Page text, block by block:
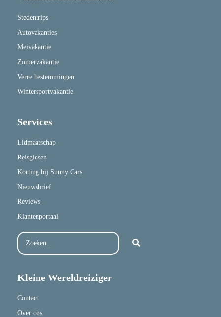
Stedentrips
Autovakanties
Meivakantie
Zomervakantie
Verre bestemmingen
Wintersportvakantie
Services
Lidmaatschap
Reisgidsen
Korting bij Sunny Cars
Nieuwsbrief
Reviews
Klantenportaal
Kleine Wereldreiziger
Contact
Over ons